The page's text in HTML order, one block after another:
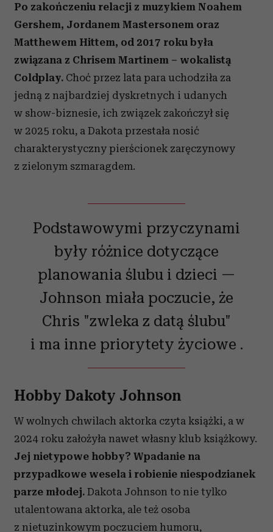
Po zakończeniu relacji z muzykiem Noahem
Gershem, Jordanem Mastersonem oraz
Matthewem Hittem, od 2017 roku była
związana z Chrisem Martinem – wokalistą
Coldplay. Choć przez lata para uchodziła za
jedną z najbardziej dyskretnych i udanych
w show-biznesie, ich związek zakończył się
w 2025 roku, a Dakota przestała nosić
charakterystyczny pierścionek zaręczynowy
z zielonym szmaragdem.
Podstawowymi przyczynami
były różnice dotyczące
planowania ślubu i dzieci —
Johnson miała poczucie, że
Chris "zwleka z datą ślubu"
i ma inne priorytety życiowe .
Hobby Dakoty Johnson
W wolnych chwilach aktorka czyta książki, a w
2024 roku założyła nawet własny klub książkowy.
Jej nietypowe hobby? Wpadanie na
przypadkowe wesela i robienie niespodzianek
parze młodej. Dakota Johnson to nie tylko
utalentowana aktorka, ale też osoba
z nietuzinkowym poczuciem humoru,